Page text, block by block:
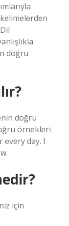
kelimelerden
doğru
doğru
örnekleri
day. I
için